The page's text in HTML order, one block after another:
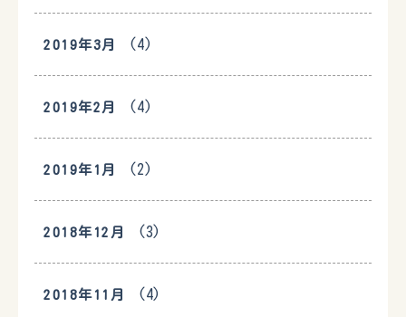
2019年3月 (4)
2019年2月 (4)
2019年1月 (2)
2018年12月 (3)
2018年11月 (4)